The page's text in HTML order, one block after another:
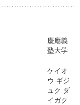
慶應義
塾大学
ケイオ
ウ ギジ
ュク ダ
イガク